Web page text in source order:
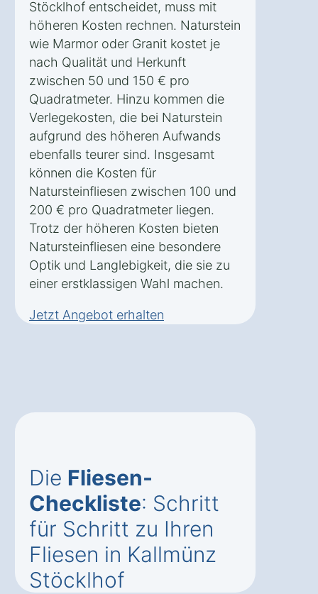
Stöcklhof entscheidet, muss mit
höheren Kosten rechnen. Naturstein
wie Marmor oder Granit kostet je
nach Qualität und Herkunft
zwischen 50 und 150 € pro
Quadratmeter. Hinzu kommen die
Verlegekosten, die bei Naturstein
aufgrund des höheren Aufwands
ebenfalls teurer sind. Insgesamt
können die Kosten für
Natursteinfliesen zwischen 100 und
200 € pro Quadratmeter liegen.
Trotz der höheren Kosten bieten
Natursteinfliesen eine besondere
Optik und Langlebigkeit, die sie zu
einer erstklassigen Wahl machen.
Jetzt Angebot erhalten
Die Fliesen-
Checkliste: Schritt
für Schritt zu Ihren
Fliesen in Kallmünz
Stöcklhof